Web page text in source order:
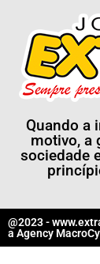
Quando a
motivo, a
sociedade
@2023 -
a Agency MacroCy